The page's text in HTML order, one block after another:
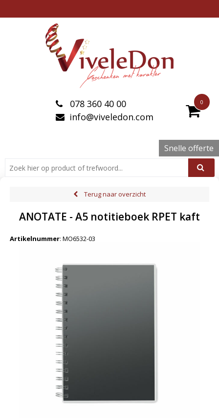
0
078 360 40 00
info@viveledon.com
Snelle offerte
Terug naar overzicht
ANOTATE - A5 notitieboek RPET kaft
Artikelnummer: MO6532-03